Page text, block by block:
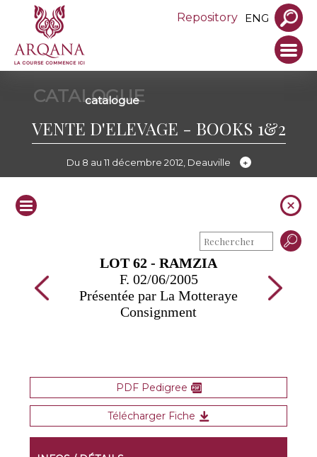
Repository ENG
CATALOGUE
catalogue
VENTE D'ELEVAGE - BOOKS 1&2
Du 8 au 11 décembre 2012, Deauville
LOT 62 - RAMZIA
F. 02/06/2005
Présentée par La Motteraye
Consignment
PDF Pedigree
Télécharger Fiche